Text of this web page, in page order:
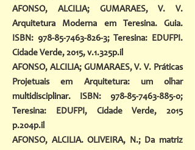
AFONSO, ALCILIA; GUMARAES, V. V.
Arquitetura Moderna em Teresina. Guia.
ISBN: 978-85-7463-826-3; Teresina: EDUFPI.
Cidade Verde, 2015, v.1.325p.il
AFONSO, ALCILIA; GUMARAES, V. V. Práticas
Projetuais em Arquitetura: um olhar
multidisciplinar. ISBN: 978-85-7463-885-0;
Teresina: EDUFPI, Cidade Verde, 2015
p.204p.il
AFONSO, ALCILIA. OLIVEIRA, N.; Da matriz